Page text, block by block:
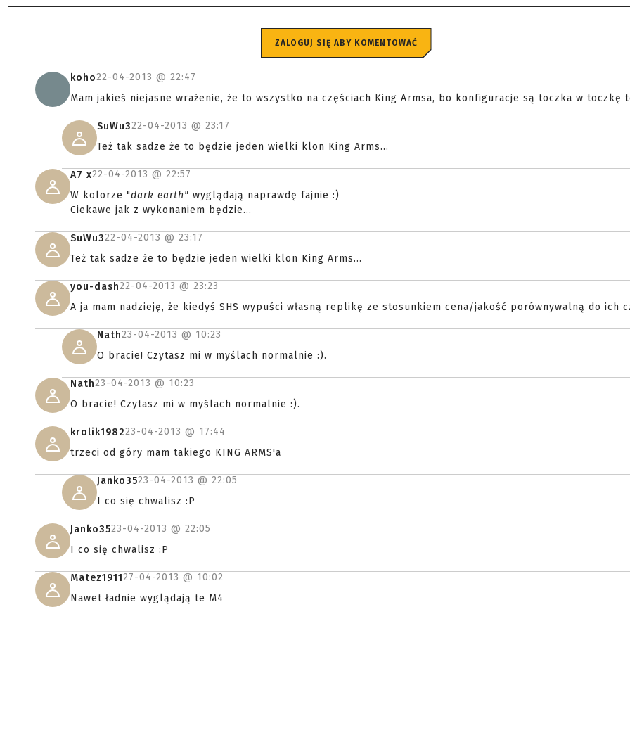
ZALOGUJ SIĘ ABY KOMENTOWAĆ
koho22-04-2013 @ 22:47
Mam jakieś niejasne wrażenie, że to wszystko na częściach King Armsa, bo konfiguracje są toczka w toczkę
SuWu322-04-2013 @ 23:17
Też tak sadze że to będzie jeden wielki klon King Arms...
A7 x22-04-2013 @ 22:57
W kolorze "dark earth" wyglądają naprawdę fajnie :)
Ciekawe jak z wykonaniem będzie...
SuWu322-04-2013 @ 23:17
Też tak sadze że to będzie jeden wielki klon King Arms...
you-dash22-04-2013 @ 23:23
A ja mam nadzieję, że kiedyś SHS wypuści własną replikę ze stosunkiem cena/jakość porównywalną do ich
Nath23-04-2013 @ 10:23
O bracie! Czytasz mi w myślach normalnie :).
Nath23-04-2013 @ 10:23
O bracie! Czytasz mi w myślach normalnie :).
krolik198223-04-2013 @ 17:44
trzeci od góry mam takiego KING ARMS'a
Janko3523-04-2013 @ 22:05
I co się chwalisz :P
Janko3523-04-2013 @ 22:05
I co się chwalisz :P
Matez191127-04-2013 @ 10:02
Nawet ładnie wyglądają te M4